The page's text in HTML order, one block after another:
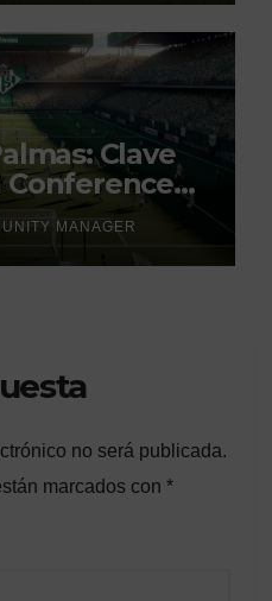
Clave
Conference
MANAGER
no será publicada.
marcados con *